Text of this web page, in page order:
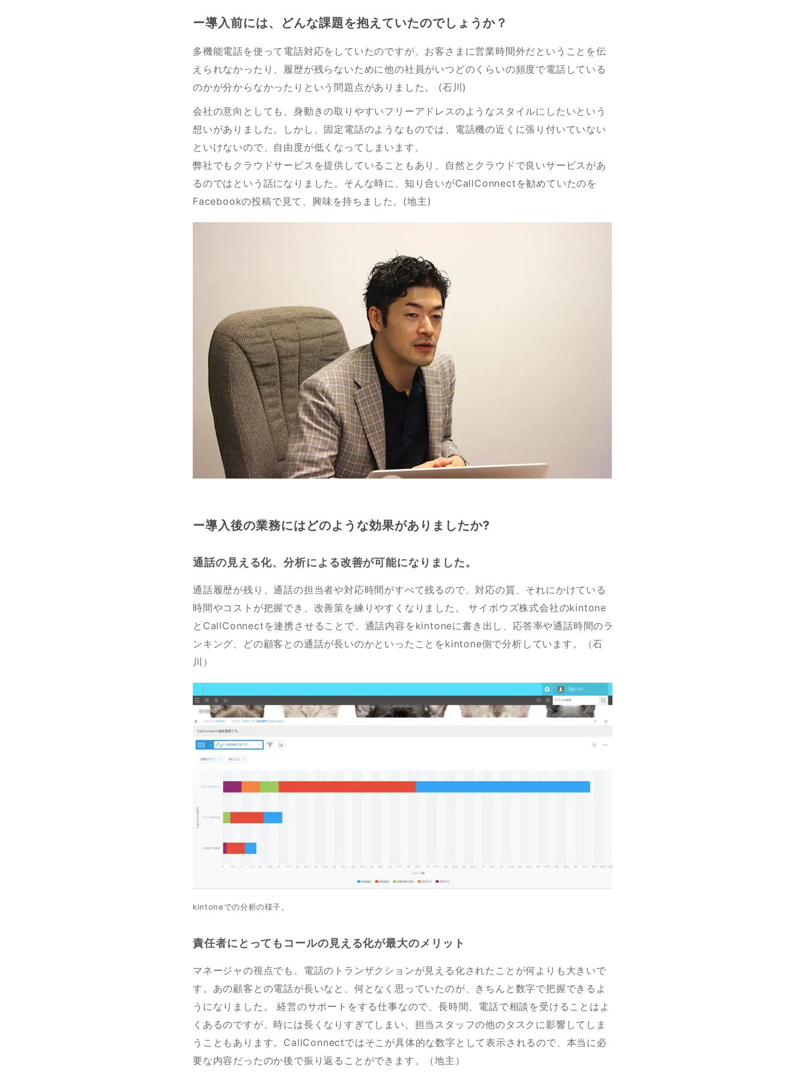
ー導入前には、どんな課題を抱えていたのでしょうか？
多機能電話を使って電話対応をしていたのですが、お客さまに営業時間外だということを伝
えられなかったり、履歴が残らないために他の社員がいつどのくらいの頻度で電話している
のかが分からなかったりという問題点がありました。 (石川)
会社の意向としても、身動きの取りやすいフリーアドレスのようなスタイルにしたいという
想いがありました。しかし、固定電話のようなものでは、電話機の近くに張り付いていない
といけないので、自由度が低くなってしまいます。
弊社でもクラウドサービスを提供していることもあり、自然とクラウドで良いサービスがあ
るのではという話になりました。そんな時に、知り合いがCallConnectを勧めていたのを
Facebookの投稿で見て、興味を持ちました。(地主)
ー導入後の業務にはどのような効果がありましたか?
通話の見える化、分析による改善が可能になりました。
通話履歴が残り、通話の担当者や対応時間がすべて残るので、対応の質、それにかけている
時間やコストが把握でき、改善策を練りやすくなりました。 サイボウズ株式会社のkintone
とCallConnectを連携させることで、通話内容をkintoneに書き出し、応答率や通話時間のラ
ンキング、どの顧客との通話が長いのかといったことをkintone側で分析しています。（石
川）
kintoneでの分析の様子。
責任者にとってもコールの見える化が最大のメリット
マネージャの視点でも、電話のトランザクションが見える化されたことが何よりも大きいで
す。あの顧客との電話が長いなと、何となく思っていたのが、きちんと数字で把握できるよ
うになりました。 経営のサポートをする仕事なので、長時間、電話で相談を受けることはよ
くあるのですが、時には長くなりすぎてしまい、担当スタッフの他のタスクに影響してしま
うこともあります。CallConnectではそこが具体的な数字として表示されるので、本当に必
要な内容だったのか後で振り返ることができます。（地主）